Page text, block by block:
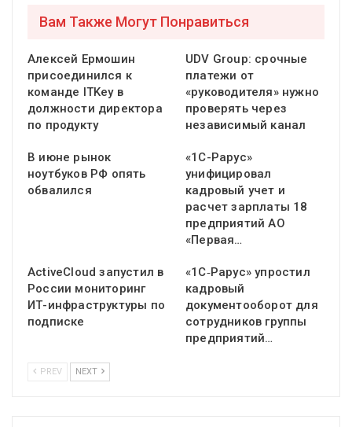
Вам Также Могут Понравиться
Алексей Ермошин
присоединился к
команде ITKey в
должности директора
по продукту
UDV Group: срочные
платежи от
«руководителя» нужно
проверять через
независимый канал
В июне рынок
ноутбуков РФ опять
обвалился
«1С-Рарус»
унифицировал
кадровый учет и
расчет зарплаты 18
предприятий АО
«Первая…
ActiveCloud запустил в
России мониторинг
ИТ-инфраструктуры по
подписке
«1С‑Рарус» упростил
кадровый
документооборот для
сотрудников группы
предприятий…
PREV NEXT